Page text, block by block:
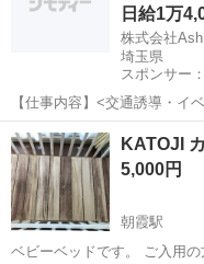
日給1万
株式会社Ash
埼玉県
スポンサー
【仕事内容】<交通誘導・イ
ベント ・スポーツ・地域イ
で「安全を支える」警備会社
験スタートがほとんどなので
アルバイト・パート
KATOJI
5,000円
朝霞駅
ベビーベッドです。 ご入用